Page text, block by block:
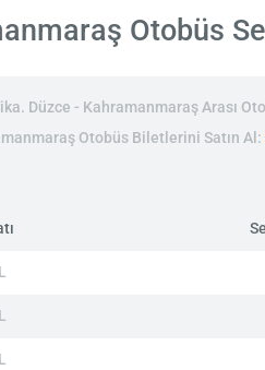
Otobüs
Düzce - Kahramanmaraş Arası
Otobüs Biletlerini Satın Al: